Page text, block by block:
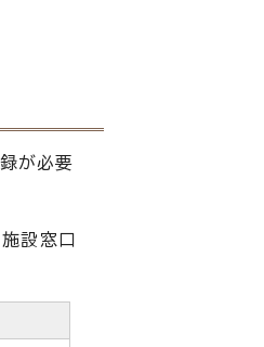
が必要
設窓口